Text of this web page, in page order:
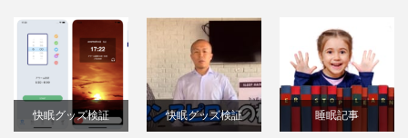
快眠グッズ検証 快眠グッズ検証 睡眠記事